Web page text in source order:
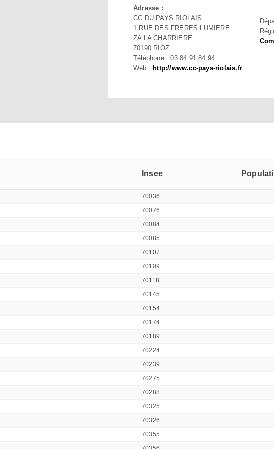
Adresse :
CC DU PAYS RIOLAIS
1 RUE DES FRERES LUMIERE
ZA LA CHARRIERE
70190 RIOZ
Téléphone : 03 84 91 84 94
Web : http://www.cc-pays-riolais.fr
Insee
70036
70076
70084
70085
70107
70109
70118
70145
70154
70174
70189
70224
70239
70275
70288
70325
70326
70355